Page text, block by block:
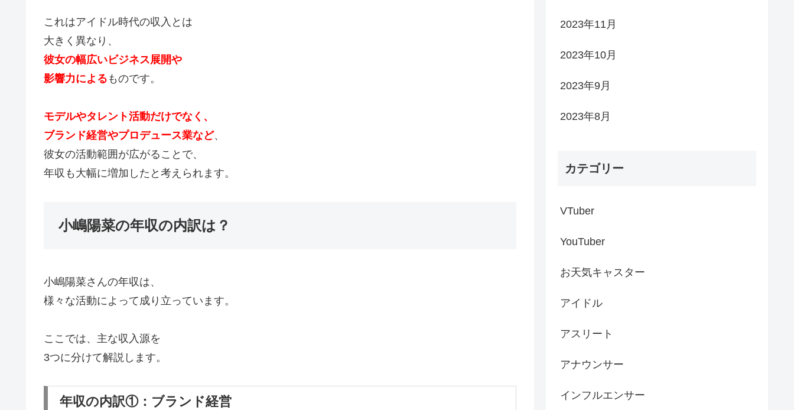
これはアイドル時代の収入とは
大きく異なり、
彼女の幅広いビジネス展開や
影響力による ものです。
モデルやタレント活動だけでなく、
ブランド経営やプロデュース業など、
彼女の活動範囲が広がることで、
年収も大幅に増加したと考えられます。
小嶋陽菜の年収の内訳は？
小嶋陽菜さんの年収は、
様々な活動によって成り立っています。
ここでは、主な収入源を
3つに分けて解説します。
年収の内訳①：ブランド経営
2023年11月
2023年10月
2023年9月
2023年8月
カテゴリー
VTuber
YouTuber
お天気キャスター
アイドル
アスリート
アナウンサー
インフルエンサー